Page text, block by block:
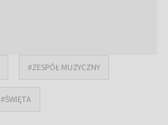
#ZESPÓŁ MUZYCZNY
#ŚWIĘTA